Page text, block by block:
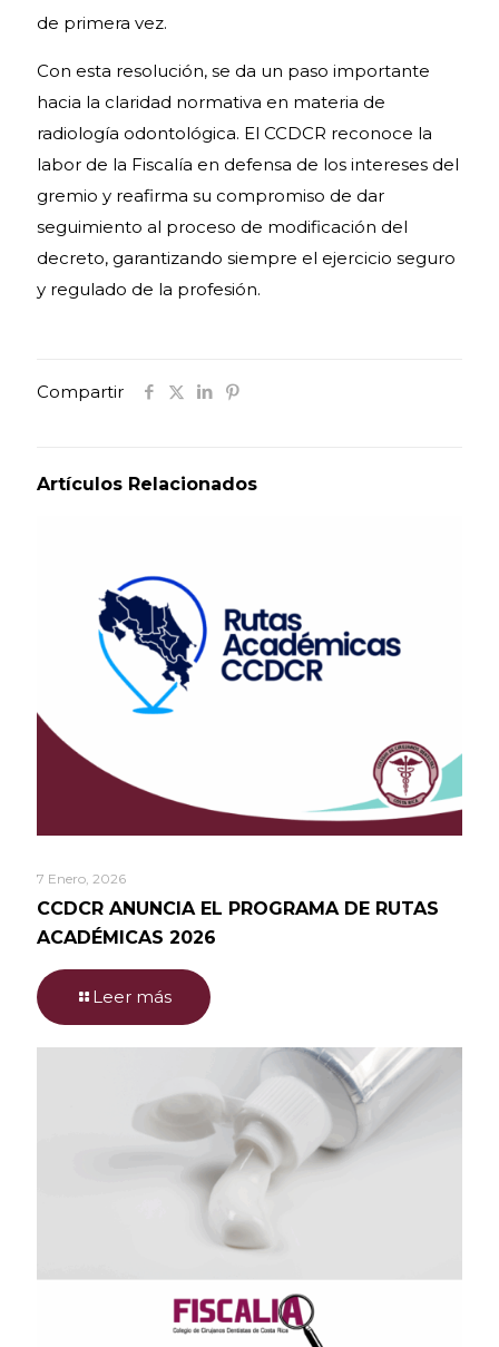
de primera vez.
Con esta resolución, se da un paso importante
hacia la claridad normativa en materia de
radiología odontológica. El CCDCR reconoce la
labor de la Fiscalía en defensa de los intereses del
gremio y reafirma su compromiso de dar
seguimiento al proceso de modificación del
decreto, garantizando siempre el ejercicio seguro
y regulado de la profesión.
Compartir
Artículos Relacionados
7 Enero, 2026
CCDCR ANUNCIA EL PROGRAMA DE RUTAS
ACADÉMICAS 2026
Leer más